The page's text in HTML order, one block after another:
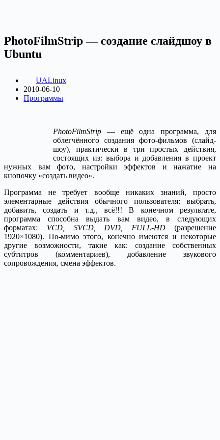
PhotoFilmStrip — создание слайдшоу в
Ubuntu
UALinux
2010-06-10
Программы
PhotoFilmStrip — ещё одна программа, для
облегчённого создания фото-фильмов (слайд-
шоу), практически в три простых действия,
состоящих из: выбора и добавления в проект
нужных вам фото, настройки эффектов и нажатие на
кнопочку «создать видео».
Программа не требует вообще никаких знаний, просто
элементарные действия обычного пользователя: выбрать,
добавить, создать и т.д., всё!!! В конечном результате,
программа способна выдать вам видео, в следующих
форматах: VCD, SVCD, DVD, FULL-HD (разрешение
1920×1080). По-мимо этого, конечно имеются и некоторые
другие возможности, такие как: создание собственных
субтитров (комментариев), добавление звукового
сопровождения, смена эффектов.